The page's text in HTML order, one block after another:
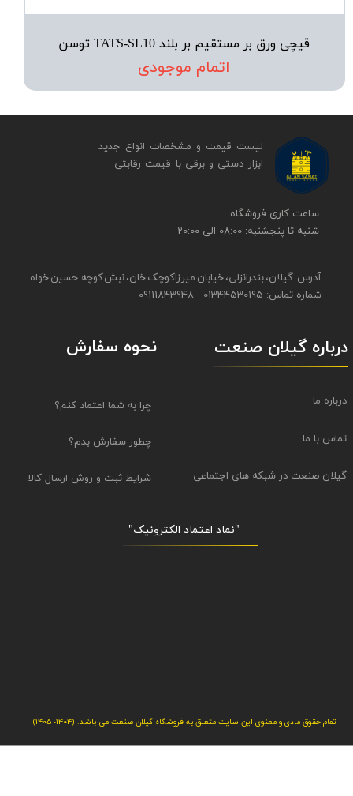
قیچی ورق‌ بر مستقیم‌ بر بلند TATS-SL10 توسن
اتمام موجودی
​​ساعت کاری فروشگاه:
شنبه تا پنجشنبه: 08:00 الی 20:00
آدرس: گیلان، بندرانزلی، خیابان میرزاکوچک خان، نبش کوچه حسین خواه
شماره تماس: 01344530195 - 09111843948
لیست قیمت و مشخصات انواع جدید
ابزار دستی و برقی ​​​​​​​با قیمت رقابتی
نحوه سفارش
چرا به شما اعتماد کنم؟
چطور سفارش بدم؟
شرایط ثبت و روش ارسال کالا
تمام حقوق مادی و معنوی این سایت متعلق به فروشگاه گیلان صنعت می باشد. (1404- 1405)
"نماد اعتماد الکترونیک​​​​​​​"
درباره گیلان صنعت
درباره ما
تماس با ما
گیلان صنعت در شبکه های اجتماعی